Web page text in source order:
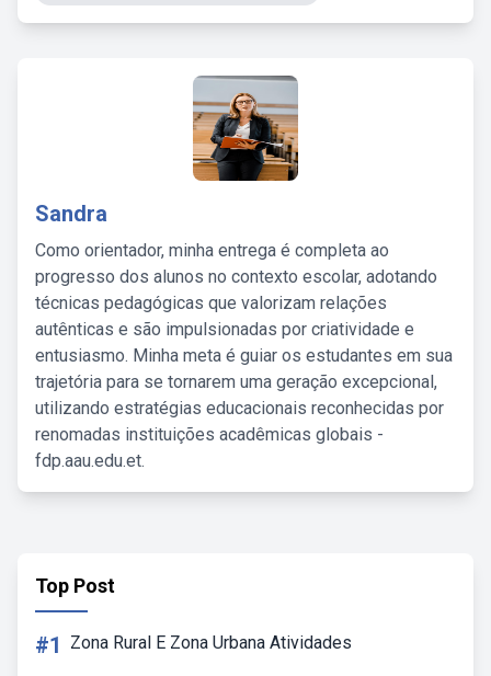
Sandra
Como orientador, minha entrega é completa ao
progresso dos alunos no contexto escolar, adotando
técnicas pedagógicas que valorizam relações
autênticas e são impulsionadas por criatividade e
entusiasmo. Minha meta é guiar os estudantes em sua
trajetória para se tornarem uma geração excepcional,
utilizando estratégias educacionais reconhecidas por
renomadas instituições acadêmicas globais -
fdp.aau.edu.et.
Top Post
#1 Zona Rural E Zona Urbana Atividades